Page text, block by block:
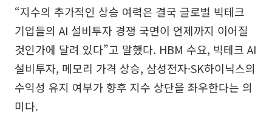
“지수의 추가적인 상승 여력은 결국 글로벌 빅테크
기업들의 AI 설비투자 경쟁 국면이 언제까지 이어질
것인가에 달려 있다”고 말했다. HBM 수요, 빅테크 AI
설비투자, 메모리 가격 상승, 삼성전자·SK하이닉스의
수익성 유지 여부가 향후 지수 상단을 좌우한다는 의
미다.